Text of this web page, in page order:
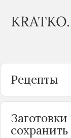
Рецепты